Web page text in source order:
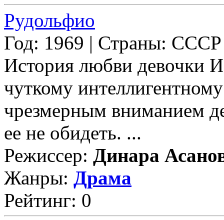
Рудольфио
Год: 1969 | Страны: СССР
История любви девочки
чуткому
чрезмерным вниманием
ее не обидеть. ...
Режиссер: Динара
Жанры: Драма
Рейтинг: 0